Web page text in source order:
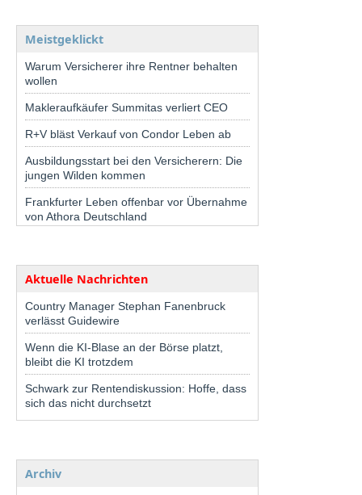
Meistgeklickt
Warum Versicherer ihre Rentner behalten
wollen
Makleraufkäufer Summitas verliert CEO
R+V bläst Verkauf von Condor Leben ab
Ausbildungsstart bei den Versicherern: Die
jungen Wilden kommen
Frankfurter Leben offenbar vor Übernahme
von Athora Deutschland
Aktuelle Nachrichten
Country Manager Stephan Fanenbruck
verlässt Guidewire
Wenn die KI-Blase an der Börse platzt,
bleibt die KI trotzdem
Schwark zur Rentendiskussion: Hoffe, dass
sich das nicht durchsetzt
Archiv